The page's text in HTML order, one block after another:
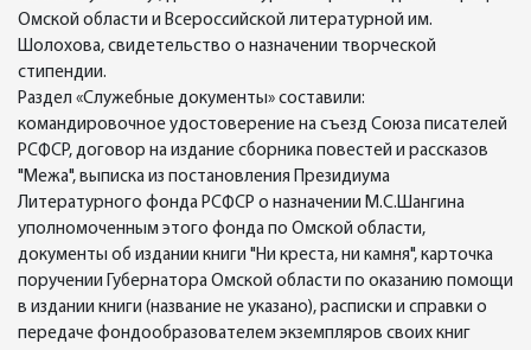
Омской области и Всероссийской литературной им.
Шолохова, свидетельство о назначении творческой
стипендии.
Раздел «Служебные документы» составили:
командировочное удостоверение на съезд Союза писателей
РСФСР, договор на издание сборника повестей и рассказов
"Межа", выписка из постановления Президиума
Литературного фонда РСФСР о назначении М.С.Шангина
уполномоченным этого фонда по Омской области,
документы об издании книги "Ни креста, ни камня", карточка
поручении Губернатора Омской области по оказанию помощи
в издании книги (название не указано), расписки и справки о
передаче фондообразователем экземпляров своих книг